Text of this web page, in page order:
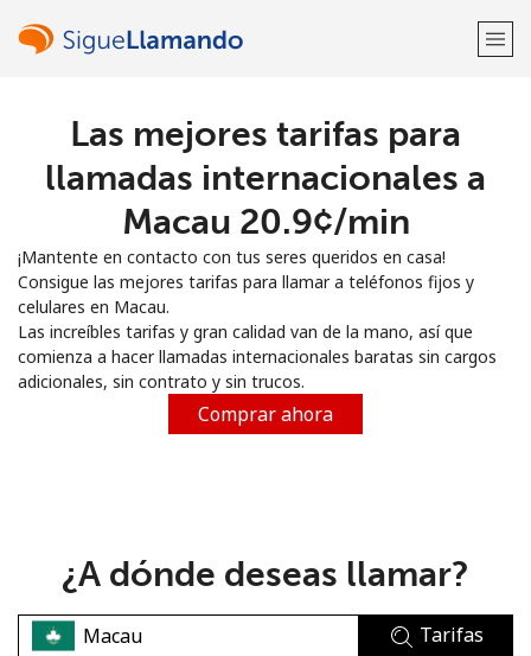
¡Bienvenido!
Regístrate con
o
Las mejores tarifas para
llamadas internacionales a
Macau ⁦20.9¢⁩/min
¡Mantente en contacto con tus seres queridos en casa!
Consigue las mejores tarifas para llamar a teléfonos fijos y
celulares en Macau.
Las increíbles tarifas y gran calidad van de la mano, así que
comienza a hacer llamadas internacionales baratas sin cargos
adicionales, sin contrato y sin trucos.
Comprar ahora
¿A dónde deseas llamar?
Tarifas